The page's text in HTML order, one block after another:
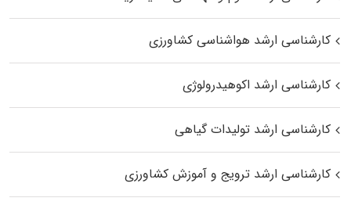
کارشناسی ارشد هواشناسی کشاورزی
کارشناسی ارشد اکوهیدرولوژی
کارشناسی ارشد تولیدات گیاهی
کارشناسی ارشد ترویج و آموزش کشاورزی